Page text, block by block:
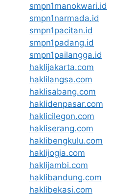
smpn1manokwari.id
smpn1narmada.id
smpn1pacitan.id
smpn1padang.id
smpn1pailangga.id
haklijakarta.com
haklilangsa.com
haklisabang.com
haklidenpasar.com
haklicilegon.com
hakliserang.com
haklibengkulu.com
haklijogja.com
haklijambi.com
haklibandung.com
haklibekasi.com